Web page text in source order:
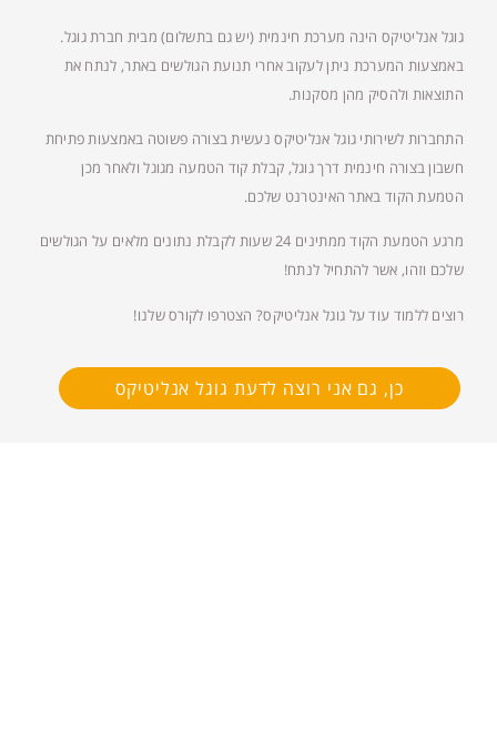
גוגל אנליטיקס הינה מערכת חינמית (יש גם בתשלום) מבית חברת גוגל.
באמצעות המערכת ניתן לעקוב אחרי תנועת הגולשים באתר, לנתח את
התוצאות ולהסיק מהן מסקנות.
התחברות לשירותי גוגל אנליטיקס נעשית בצורה פשוטה באמצעות פתיחת
חשבון בצורה חינמית דרך גוגל, קבלת קוד הטמעה מגוגל ולאחר מכן
הטמעת הקוד באתר האינטרנט שלכם.
מרגע הטמעת הקוד ממתינים 24 שעות לקבלת נתונים מלאים על הגולשים
שלכם וזהו, אשר להתחיל לנתח!
רוצים ללמוד עוד על גוגל אנליטיקס? הצטרפו לקורס שלנו!
כן, גם אני רוצה לדעת גוגל אנליטיקס